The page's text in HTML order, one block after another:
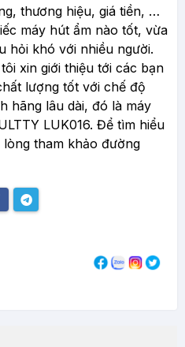
thương hiệu, giá tiền, …
máy hút ẩm nào tốt, vừa
hỏi khó với nhiều người.
xin giới thiệu tới các bạn
lượng tốt với chế độ
hãng lâu dài, đó là máy
LUK016. Để tìm hiểu
tham khảo đường